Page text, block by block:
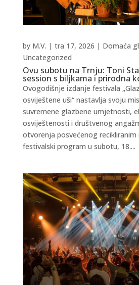
Ovu subotu na Trnju: Toni
session s biljkama i prirodna
by M.V. | tra 17, 2026 | Domaća
Uncategorized
Ovogodišnje izdanje festivala
osviještene uši“ nastavlja svoju
suvremene glazbene umjetnosti,
osviještenosti i društvenog
otvorenja posvećenog
festivalski program u subotu, 18....